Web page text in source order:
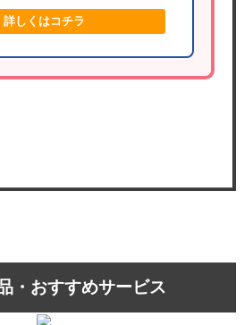
詳しくはコチラ
・おすすめサービス